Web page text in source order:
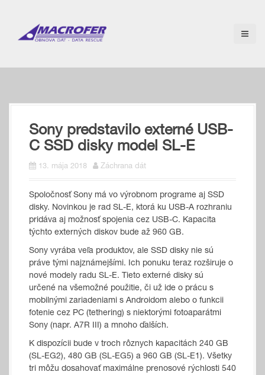
o
Sony predstavilo externé USB-
C SSD disky model SL-E
13. mája 2018 Záchrana dát
Spoločnosť Sony má vo výrobnom programe aj SSD
disky. Novinkou je rad SL-E, ktorá ku USB-A rozhraniu
pridáva aj možnosť spojenia cez USB-C. Kapacita
týchto externých diskov bude až 960 GB.
Sony vyrába veľa produktov, ale SSD disky nie sú
práve tými najznámejšími. Ich ponuku teraz rozširuje o
nové modely radu SL-E. Tieto externé disky sú
určené na všemožné použitie, či už ide o prácu s
mobilnými zariadeniami s Androidom alebo o funkcii
fotenie cez PC (tethering) s niektorými fotoaparátmi
Sony (napr. A7R III) a mnoho ďalších.
K dispozícii bude v troch rôznych kapacitách 240 GB
(SL-EG2), 480 GB (SL-EG5) a 960 GB (SL-E1). Všetky
tri môžu dosahovať maximálne prenosové rýchlosti 540